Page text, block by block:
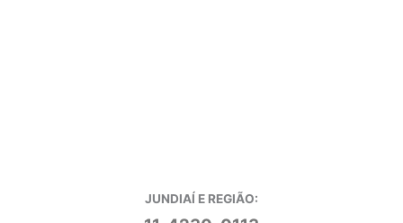
JUNDIAÍ E REGIÃO: